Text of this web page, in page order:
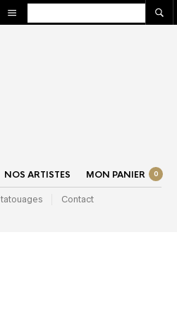
NOS ARTISTES MON PANIER 0
Contact